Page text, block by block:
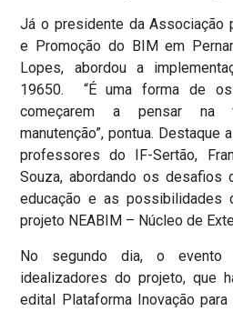
Já o presidente da Associação
e Promoção do BIM em
Lopes, abordou a
19650. “É uma forma de
começarem a pensar na
manutenção”, pontua. Destaque
professores do IF-Sertão,
Souza, abordando os desafios
educação e as possibilidades
projeto NEABIM – Núcleo de
No segundo dia, o
idealizadores do projeto, que
edital Plataforma Inovação